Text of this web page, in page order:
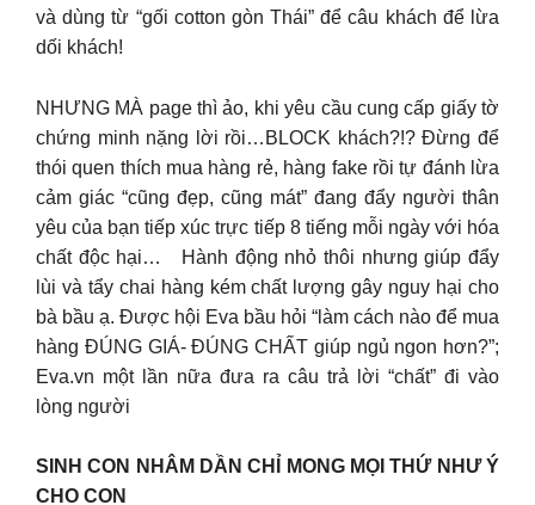
và dùng từ “gối cotton gòn Thái” để câu khách để lừa
dối khách!
NHƯNG MÀ page thì ảo, khi yêu cầu cung cấp giấy tờ
chứng minh nặng lời rồi…BLOCK khách?!? Đừng để
thói quen thích mua hàng rẻ, hàng fake rồi tự đánh lừa
cảm giác “cũng đẹp, cũng mát” đang đẩy người thân
yêu của bạn tiếp xúc trực tiếp 8 tiếng mỗi ngày với hóa
chất độc hại… Hành động nhỏ thôi nhưng giúp đẩy
lùi và tẩy chai hàng kém chất lượng gây nguy hại cho
bà bầu ạ. Được hội Eva bầu hỏi “làm cách nào để mua
hàng ĐÚNG GIÁ- ĐÚNG CHẤT giúp ngủ ngon hơn?”;
Eva.vn một lần nữa đưa ra câu trả lời “chất” đi vào
lòng người
SINH CON NHÂM DẦN CHỈ MONG MỌI THỨ NHƯ Ý
CHO CON